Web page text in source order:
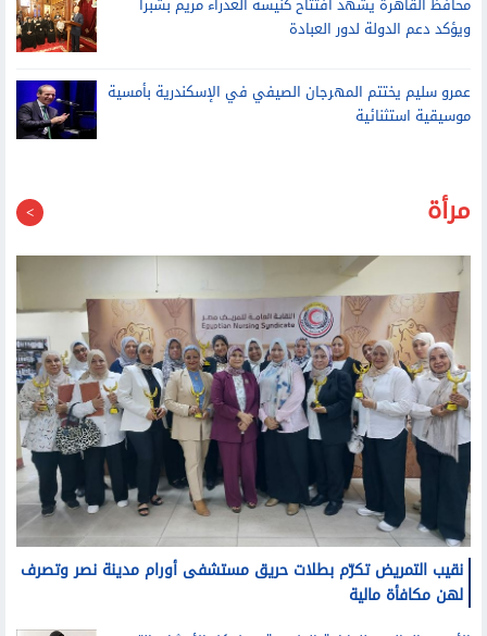
محافظ القاهرة يشهد افتتاح كنيسة العذراء مريم بشبرا
ويؤكد دعم الدولة لدور العبادة
عمرو سليم يختتم المهرجان الصيفي في الإسكندرية بأمسية
موسيقية استثنائية
مرأة
نقيب التمريض تكرّم بطلات حريق مستشفى أورام مدينة نصر وتصرف
لهن مكافأة مالية